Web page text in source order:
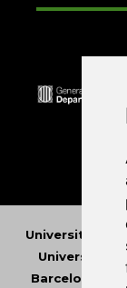
Universitat
Universitat
Barcelona